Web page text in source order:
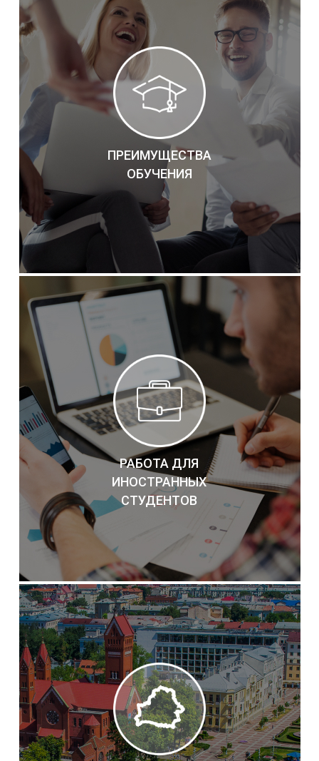
ПРЕИМУЩЕСТВА
ОБУЧЕНИЯ
РАБОТА ДЛЯ
ИНОСТРАННЫХ
СТУДЕНТОВ